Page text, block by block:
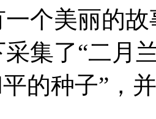
不力”
科研目的
个美丽的
集了“二月
的种子”，